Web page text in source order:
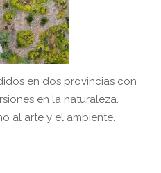
en dos provincias con
en la naturaleza.
al arte y el ambiente.